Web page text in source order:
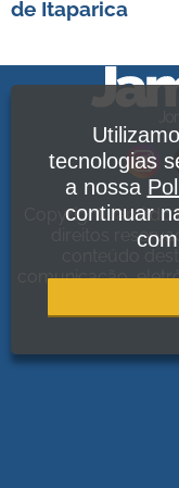
de Itaparica
Copyright Jamildo
direitos
conteúdo
comunicação,
tecnologias
a nossa
continuar